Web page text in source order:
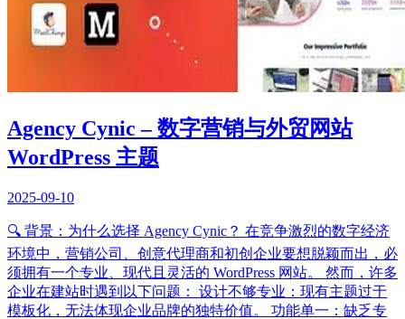
Agency Cynic – 数字营销与外贸网站
WordPress 主题
2025-09-10
🔍 背景：为什么选择 Agency Cynic？ 在竞争激烈的数字经济
环境中，营销公司、创意代理商和初创企业要想脱颖而出，必
须拥有一个专业、现代且灵活的 WordPress 网站。 然而，许多
企业在建站时遇到以下问题： 设计不够专业：现有主题过于
模板化，无法体现企业品牌的独特价值。 功能单一：缺乏专